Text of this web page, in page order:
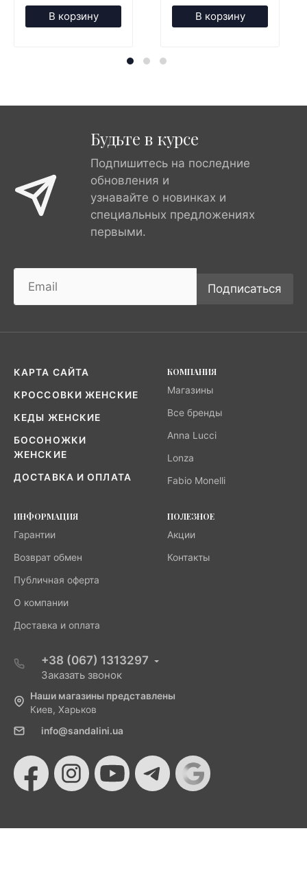
В корзину В корзину
Будьте в курсе
Подпишитесь на последние
обновления и
узнавайте о новинках и
специальных предложениях
первыми.
Подписаться
КАРТА САЙТА
КРОССОВКИ ЖЕНСКИЕ
КЕДЫ ЖЕНСКИЕ
БОСОНОЖКИ
ЖЕНСКИЕ
ДОСТАВКА И ОПЛАТА
КОМПАНИЯ
Магазины
Все бренды
Anna Lucci
Lonza
Fabio Monelli
ИНФОРМАЦИЯ
Гарантии
Возврат обмен
Публичная оферта
О компании
Доставка и оплата
ПОЛЕЗНОЕ
Акции
Контакты
+38 (067) 1313297
Заказать звонок
Наши магазины представлены
Киев, Харьков
info@sandalini.ua